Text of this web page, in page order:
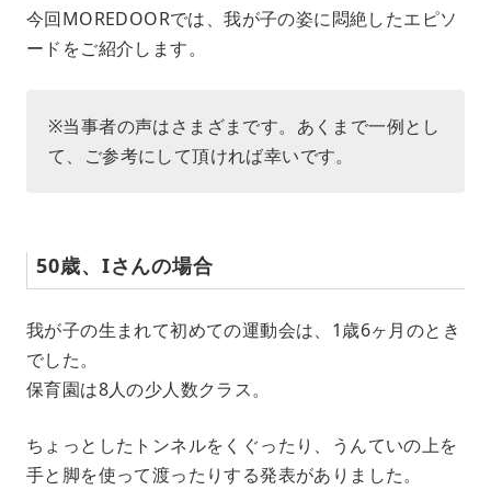
今回MOREDOORでは、我が子の姿に悶絶したエピソ
ードをご紹介します。
※当事者の声はさまざまです。あくまで一例とし
て、ご参考にして頂ければ幸いです。
50歳、Iさんの場合
我が子の生まれて初めての運動会は、1歳6ヶ月のとき
でした。
保育園は8人の少人数クラス。
ちょっとしたトンネルをくぐったり、うんていの上を
手と脚を使って渡ったりする発表がありました。